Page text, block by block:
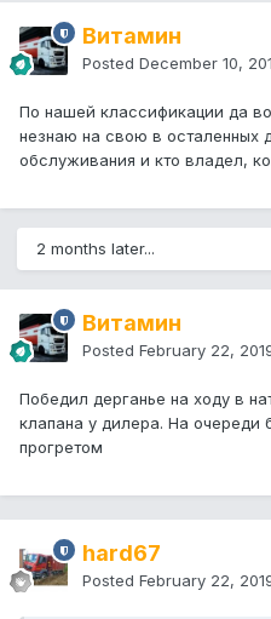
Витамин
Posted December 10,
По нашей классификации да
незнаю на свою в осталенных
обслуживания и кто владел,
2 months later...
Витамин
Posted February 22,
Победил дерганье на ходу в
клапана у дилера. На очереди
прогретом
hard67
Posted February 22,